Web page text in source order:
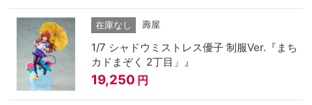
在庫なし 壽屋
1/7 シャドウミストレス優子 制服Ver.『まち
カドまぞく 2丁目」』
19,250 円